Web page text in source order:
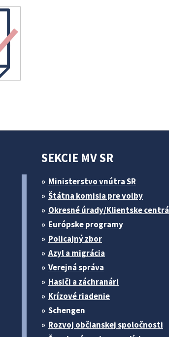
SEKCIE MV SR
Ministerstvo vnútra SR
Štátna komisia pre volby
Okresné úrady/Klientske centrá
Európske programy
Policajný zbor
Azyl a migrácia
Verejná správa
Hasiči a záchranári
Krízové riadenie
Schengen
Rozvoj občianskej spoločnosti